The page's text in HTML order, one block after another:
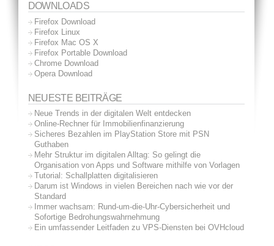
DOWNLOADS
Firefox Download
Firefox Linux
Firefox Mac OS X
Firefox Portable Download
Chrome Download
Opera Download
NEUESTE BEITRÄGE
Neue Trends in der digitalen Welt entdecken
Online-Rechner für Immobilienfinanzierung
Sicheres Bezahlen im PlayStation Store mit PSN
Guthaben
Mehr Struktur im digitalen Alltag: So gelingt die
Organisation von Apps und Software mithilfe von Vorlagen
Tutorial: Schallplatten digitalisieren
Darum ist Windows in vielen Bereichen nach wie vor der
Standard
Immer wachsam: Rund-um-die-Uhr-Cybersicherheit und
Sofortige Bedrohungswahrnehmung
Ein umfassender Leitfaden zu VPS-Diensten bei OVHcloud